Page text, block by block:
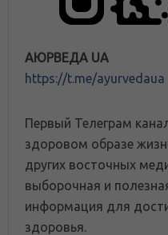
АЮРВЕДА UA
https://t.me/ayurvedaua
Первый Телеграм
здоровом образе
других восточных
выборочная и
информация для
здоровья.